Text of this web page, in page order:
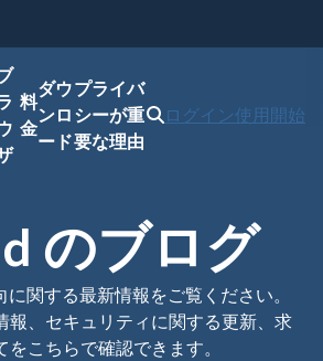
料
金
ダウ
ンロ
ード
プライバ
シーが重
要な理由
ログイン使用開始
のブログ
関する最新情報をご覧ください。
報、セキュリティに関する更新、求
こちらで確認できます。